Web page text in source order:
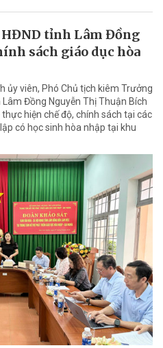
HĐND tỉnh Lâm Đồng
sách giáo dục hòa
ủy viên, Phó Chủ tịch kiêm Trưởng
Đồng Nguyễn Thị Thuận Bích
hiện chế độ, chính sách tại các
có học sinh hòa nhập tại khu